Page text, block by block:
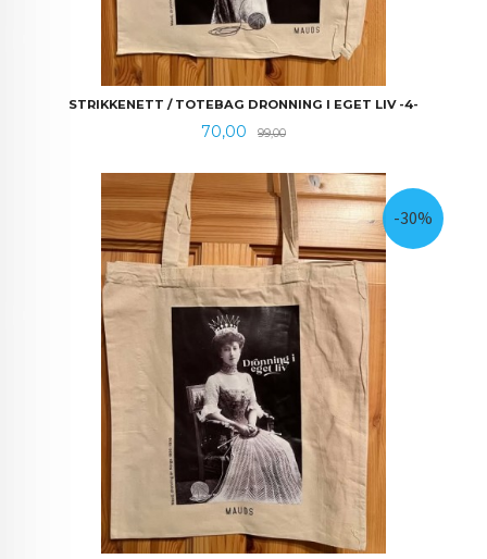
STRIKKENETT / TOTEBAG DRONNING I EGET LIV -4-
Tilbud
70,00 99,00Rabatt
-30%